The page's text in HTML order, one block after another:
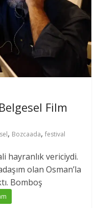
Film
, Bozcaada,festival
hayranlık vericiydi.
olan Osman’la
Bomboş